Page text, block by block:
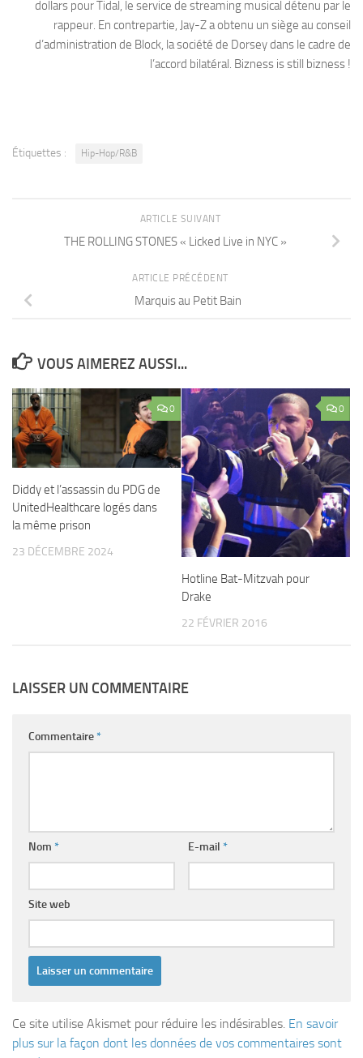
dollars pour Tidal, le service de streaming musical détenu par le
rappeur. En contrepartie, Jay-Z a obtenu un siège au conseil
d’administration de Block, la société de Dorsey dans le cadre de
l’accord bilatéral. Bizness is still bizness !
Étiquettes : Hip-Hop/R&B
ARTICLE SUIVANT
THE ROLLING STONES « Licked Live in NYC »
ARTICLE PRÉCÉDENT
Marquis au Petit Bain
VOUS AIMEREZ AUSSI...
0
Diddy et l’assassin du PDG de
UnitedHealthcare logés dans
la même prison
23 DÉCEMBRE 2024
0
Hotline Bat-Mitzvah pour
Drake
22 FÉVRIER 2016
LAISSER UN COMMENTAIRE
Commentaire*
Nom * E-mail *
Site web
Ce site utilise Akismet pour réduire les indésirables. En savoir
plus sur la façon dont les données de vos commentaires sont